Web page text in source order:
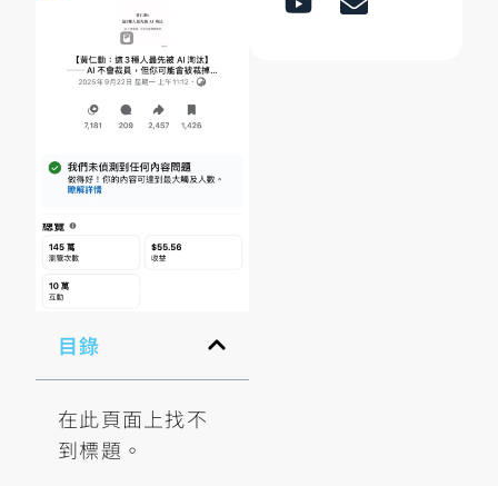
目錄
在此頁面上找不
到標題。